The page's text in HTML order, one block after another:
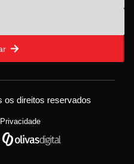
os direitos reservados